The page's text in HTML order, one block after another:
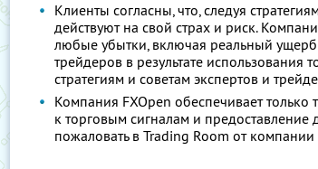
Клиенты согласны, что, следуя
действуют на свой страх и риск.
любые убытки, включая реальный
трейдеров в результате использования
стратегиям и советам экспертов и
Компания FXOpen обеспечивает
к торговым сигналам и
пожаловать в Trading Room от